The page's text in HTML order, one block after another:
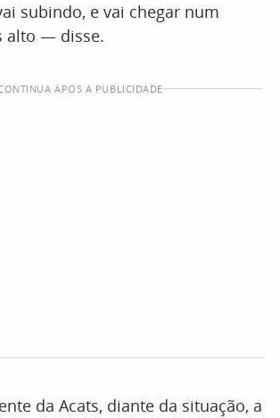
subindo, e vai chegar num
alto — disse.
APÓS A PUBLICIDADE
da Acats, diante da situação, a